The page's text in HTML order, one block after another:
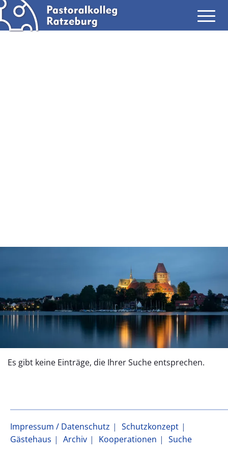
Es gibt keine Einträge, die Ihrer Suche entsprechen.
Impressum / Datenschutz
Schutzkonzept
Gästehaus
Archiv Kooperationen Suche